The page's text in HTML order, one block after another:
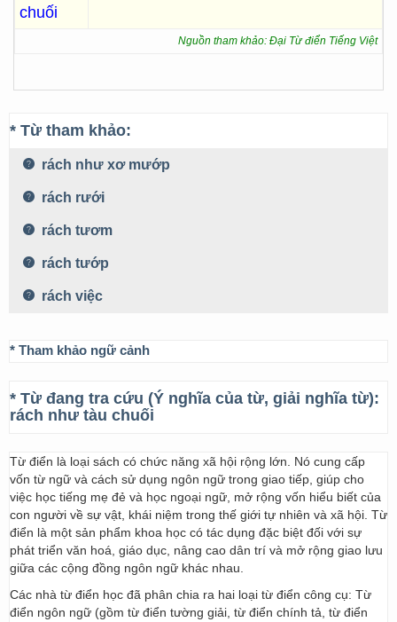
chuối
Nguồn tham khảo: Đại Từ điển Tiếng Việt
* Từ tham khảo:
rách như xơ mướp
rách rưới
rách tươm
rách tướp
rách việc
* Tham khảo ngữ cảnh
* Từ đang tra cứu (Ý nghĩa của từ, giải nghĩa từ):
rách như tàu chuối
Từ điển là loại sách có chức năng xã hội rộng lớn. Nó cung cấp
vốn từ ngữ và cách sử dụng ngôn ngữ trong giao tiếp, giúp cho
việc học tiếng mẹ đẻ và học ngoại ngữ, mở rộng vốn hiểu biết của
con người về sự vật, khái niệm trong thế giới tự nhiên và xã hội. Từ
điển là một sản phẩm khoa học có tác dụng đặc biệt đối với sự
phát triển văn hoá, giáo dục, nâng cao dân trí và mở rộng giao lưu
giữa các cộng đồng ngôn ngữ khác nhau.
Các nhà từ điển học đã phân chia ra hai loại từ điển công cụ: Từ
điển ngôn ngữ (gồm từ điển tường giải, từ điển chính tả, từ điển